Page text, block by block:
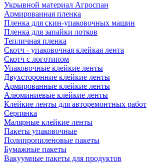
Укрывной материал Агроспан
Армированная пленка
Пленка для скин-упаковочных машин
Пленка для запайки лотков
Тепличная пленка
Скотч - упаковочная клейкая лента
Скотч с логотипом
Упаковочные клейкие ленты
Двухсторонние клейкие ленты
Армированные клейкие ленты
Алюминиевые клейкие ленты
Клейкие ленты для авторемонтных работ
Серпянка
Малярные клейкие ленты
Пакеты упаковочные
Полипропиленовые пакеты
Бумажные пакеты
Вакуумные пакеты для продуктов